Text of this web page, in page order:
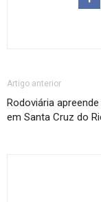
Artigo anterior
Rodoviária
em Santa Cruz do